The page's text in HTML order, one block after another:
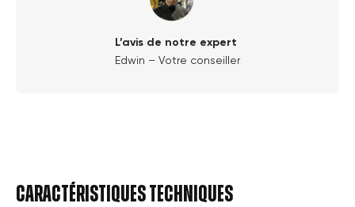
L’avis de notre expert
Edwin – Votre conseiller
Caractéristiques techniques